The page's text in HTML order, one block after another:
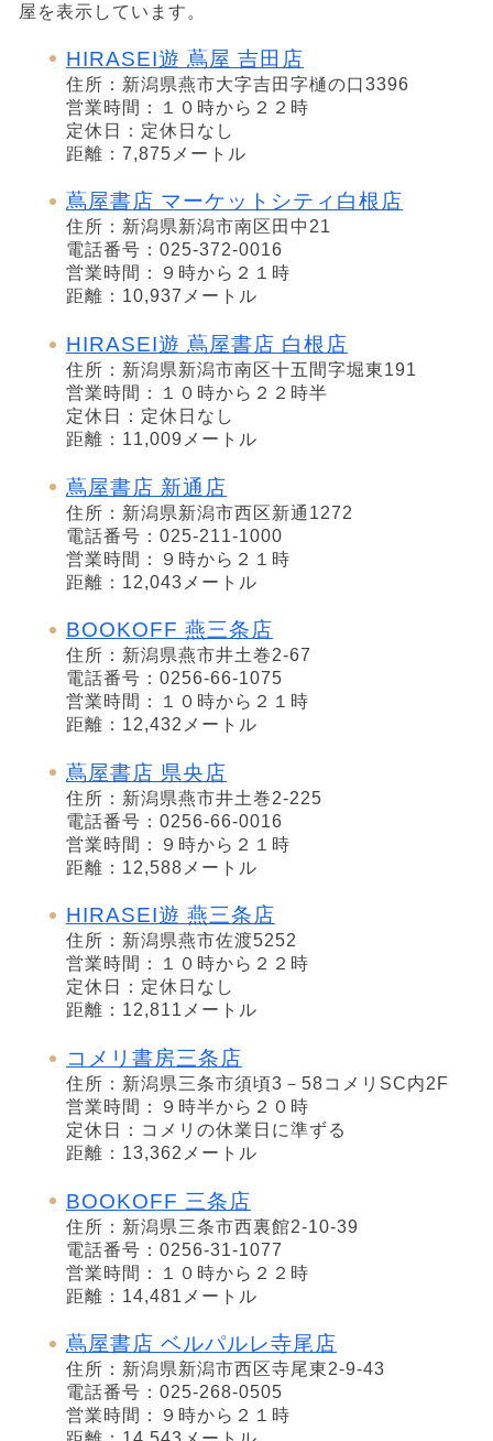
屋を表示しています。
HIRASEI遊 蔦屋 吉田店
住所：新潟県燕市大字吉田字樋の口3396
営業時間：１０時から２２時
定休日：定休日なし
距離：7,875メートル
蔦屋書店 マーケットシティ白根店
住所：新潟県新潟市南区田中21
電話番号：025-372-0016
営業時間：９時から２１時
距離：10,937メートル
HIRASEI遊 蔦屋書店 白根店
住所：新潟県新潟市南区十五間字堀東191
営業時間：１０時から２２時半
定休日：定休日なし
距離：11,009メートル
蔦屋書店 新通店
住所：新潟県新潟市西区新通1272
電話番号：025-211-1000
営業時間：９時から２１時
距離：12,043メートル
BOOKOFF 燕三条店
住所：新潟県燕市井土巻2-67
電話番号：0256-66-1075
営業時間：１０時から２１時
距離：12,432メートル
蔦屋書店 県央店
住所：新潟県燕市井土巻2-225
電話番号：0256-66-0016
営業時間：９時から２１時
距離：12,588メートル
HIRASEI遊 燕三条店
住所：新潟県燕市佐渡5252
営業時間：１０時から２２時
定休日：定休日なし
距離：12,811メートル
コメリ書房三条店
住所：新潟県三条市須頃3－58コメリSC内2F
営業時間：９時半から２０時
定休日：コメリの休業日に準ずる
距離：13,362メートル
BOOKOFF 三条店
住所：新潟県三条市西裏館2-10-39
電話番号：0256-31-1077
営業時間：１０時から２２時
距離：14,481メートル
蔦屋書店 ベルパルレ寺尾店
住所：新潟県新潟市西区寺尾東2-9-43
電話番号：025-268-0505
営業時間：９時から２１時